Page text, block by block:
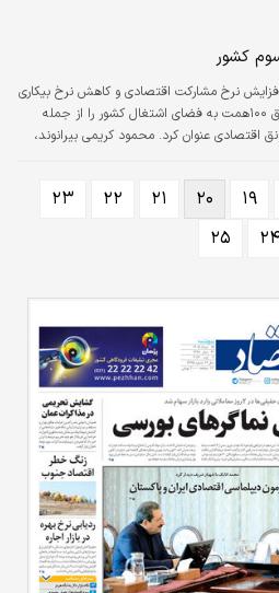
رشد اقتصادی قدرت‌های بزرگ جهانی، رقابت و
انحصار، مساله بزرگ‌‌‌‌‌‌بودن و شرکت‌های…
کشور
افزایش نرخ مشارکت اقتصادی و کاهش نرخ بیکاری
در ۱۹ استان کشور خبر داد و تزریق ۱۰۰همت به فضای اشتغال کشور را از جمله
سیاست‌های تحولی دولت برای رونق اقتصادی عنوان کرد. محمود کریمی بیرانوند،
جدید مرکز آمار از وضعیت بازار کار نسبت به
بیکاری کل بوده‌ایم. طی این مدت نرخ مشارکت
اشتغال جمعیت ۱۵سال…
۱۹ ۲۰ ۲۱ ۲۲
۲۳
۲۵